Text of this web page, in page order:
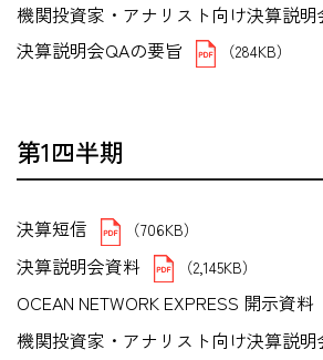
機関投資家・アナリスト向け決算説明
決算説明会QAの要旨
（284KB）
第1四半期
決算短信 （706KB）
決算説明会資料 （2,145KB）
OCEAN NETWORK EXPRESS 開示資料
機関投資家・アナリスト向け決算説明